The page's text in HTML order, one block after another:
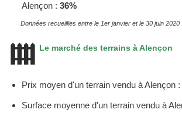
Alençon : 36%
Données recueillies entre le 1er janvier et le 30 juin 2020
Le marché des terrains à Alençon
Prix moyen d'un terrain vendu à Alençon :
Surface moyenne d'un terrain vendu à